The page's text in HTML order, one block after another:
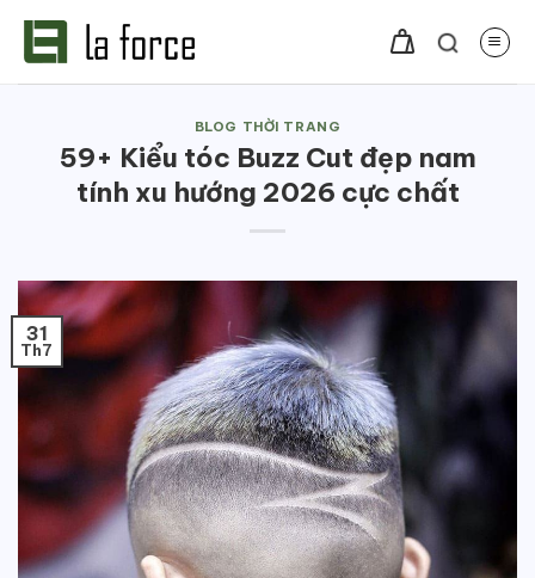
BLOG THỜI TRANG
59+ Kiểu tóc Buzz Cut đẹp nam
tính xu hướng 2026 cực chất
31
Th7